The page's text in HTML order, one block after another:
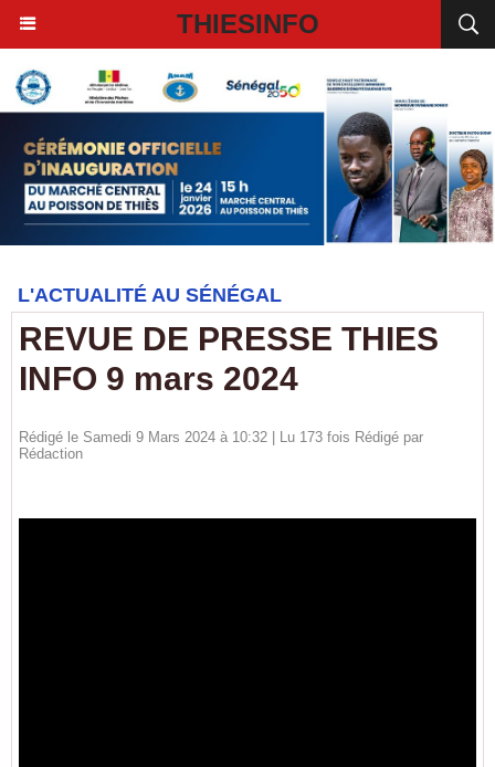
THIESINFO
L'ACTUALITÉ AU SÉNÉGAL
REVUE DE PRESSE THIES
INFO 9 mars 2024
Rédigé le Samedi 9 Mars 2024 à 10:32 | Lu 173 fois Rédigé par
Rédaction